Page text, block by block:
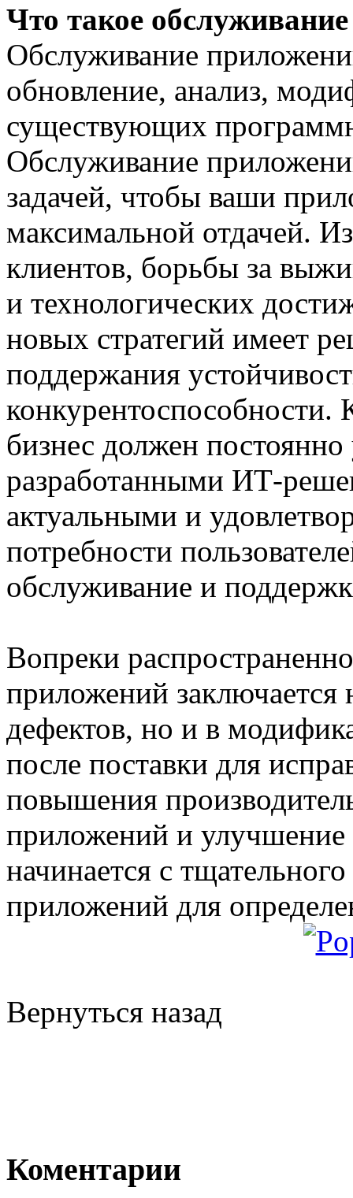
Что такое
Обслуживание
обновление, анализ,
существующих
Обслуживание
задачей, чтобы ваши
максимальной отдачей.
клиентов, борьбы за
и технологических
новых стратегий имеет
поддержания
бизнес должен
разработанными ИТ-
актуальными и
потребности
обслуживание и
Вопреки
приложений заключается
дефектов, но и в
после поставки для
повышения
приложений и
начинается с
приложений для
Вернуться назад
Коментарии